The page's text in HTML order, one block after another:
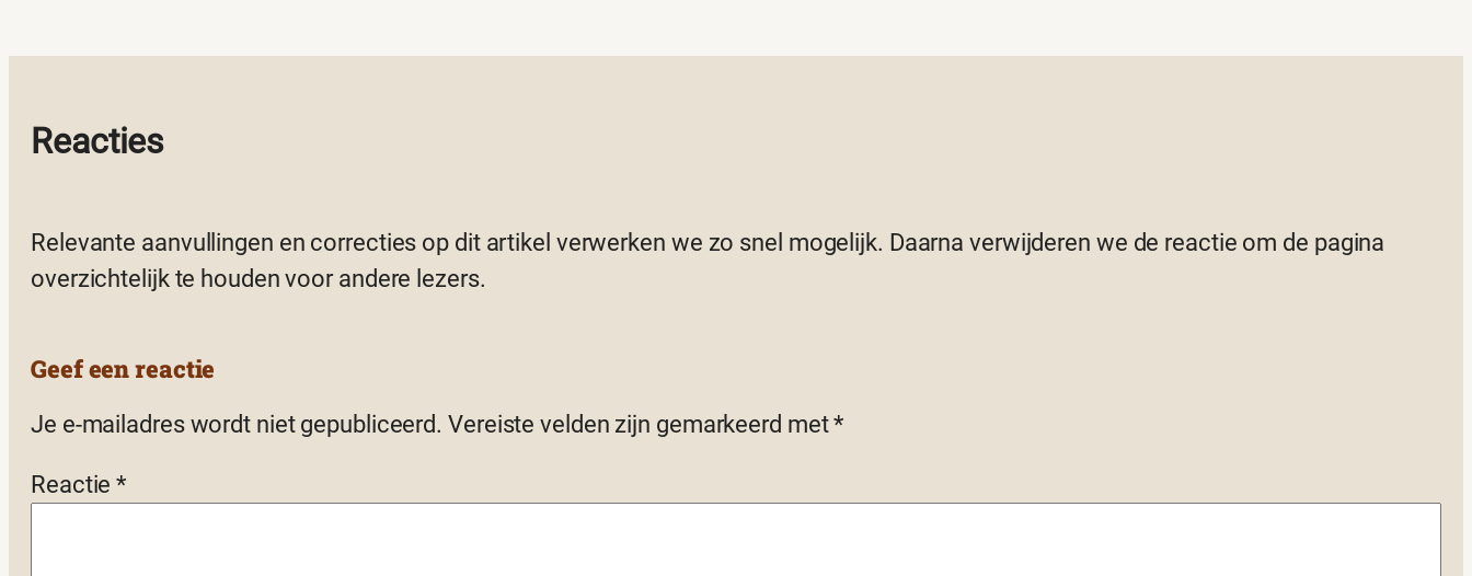
Reacties
Relevante aanvullingen en correcties op dit artikel verwerken we zo snel mogelijk. Daarna verwijderen we de reactie om de pagina
overzichtelijk te houden voor andere lezers.
Geef een reactie
Je e-mailadres wordt niet gepubliceerd. Vereiste velden zijn gemarkeerd met*
Reactie*